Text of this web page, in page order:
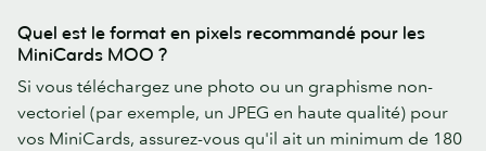
Quel est le format en pixels recommandé pour les
MiniCards MOO ?
Si vous téléchargez une photo ou un graphisme non-
vectoriel (par exemple, un JPEG en haute qualité) pour
vos MiniCards, assurez-vous qu'il ait un minimum de 180